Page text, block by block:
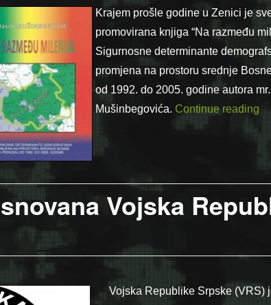
Krajem prošle godine u Zenici je
promovirana knjiga “Na razmeđu
Sigurnosne determinante
promjena na prostoru srednje
od 1992. do 2005. godine autora
Mušinbegovića. Continue reading
Vojska
Vojska Republike Srpske (VRS)